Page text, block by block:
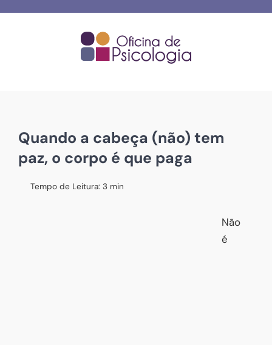
Quando a cabeça (não) tem
paz, o corpo é que paga
Tempo de Leitura: 3 min
Não
é